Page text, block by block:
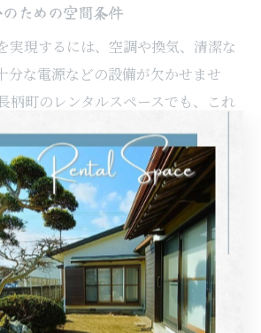
ための空間条件
実現するには、空調や換気、清潔な
分な電源などの設備が欠かせませ
柄町のレンタルスペースでも、これ
整っているかを事前に確認しましょ
用や複数人での撮影の場合、休憩ス
も大切なポイントです。
さや駐車場の有無も、参加者や機材
結します。利用者からは「設備が充
撮影できた」「駐車場が広く、荷物
った」といった声もあり、快適な空